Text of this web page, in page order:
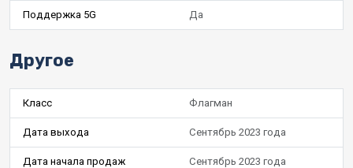
Поддержка 5G Да
Другое
Класс Флагман
Дата выхода Сентябрь 2023 года
Дата начала продаж Сентябрь 2023 года